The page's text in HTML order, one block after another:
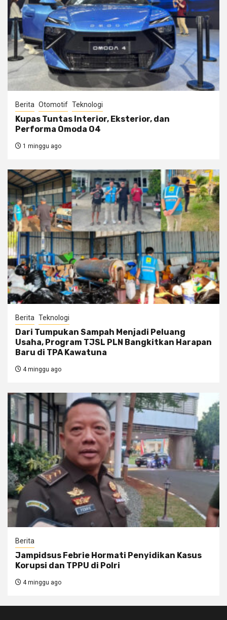
Berita Otomotif Teknologi
Kupas Tuntas Interior, Eksterior, dan
Performa Omoda O4
1 minggu ago
Berita Teknologi
Dari Tumpukan Sampah Menjadi Peluang
Usaha, Program TJSL PLN Bangkitkan Harapan
Baru di TPA Kawatuna
4 minggu ago
Berita
Jampidsus Febrie Hormati Penyidikan Kasus
Korupsi dan TPPU di Polri
4 minggu ago